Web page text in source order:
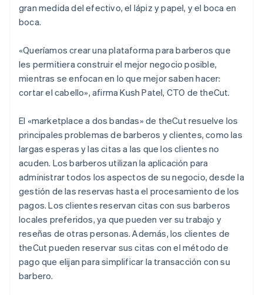
gran medida del efectivo, el lápiz y papel, y el boca en
boca.
«Queríamos crear una plataforma para barberos que
les permitiera construir el mejor negocio posible,
mientras se enfocan en lo que mejor saben hacer:
cortar el cabello», afirma Kush Patel, CTO de theCut.
El «marketplace a dos bandas» de theCut resuelve los
principales problemas de barberos y clientes, como las
largas esperas y las citas a las que los clientes no
acuden. Los barberos utilizan la aplicación para
administrar todos los aspectos de su negocio, desde la
gestión de las reservas hasta el procesamiento de los
pagos. Los clientes reservan citas con sus barberos
locales preferidos, ya que pueden ver su trabajo y
reseñas de otras personas. Además, los clientes de
theCut pueden reservar sus citas con el método de
pago que elijan para simplificar la transacción con su
barbero.